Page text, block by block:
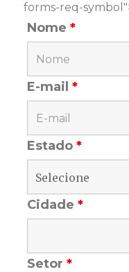
forms-req-
Nome*
E-mail*
Estado*
Cidade*
Setor*